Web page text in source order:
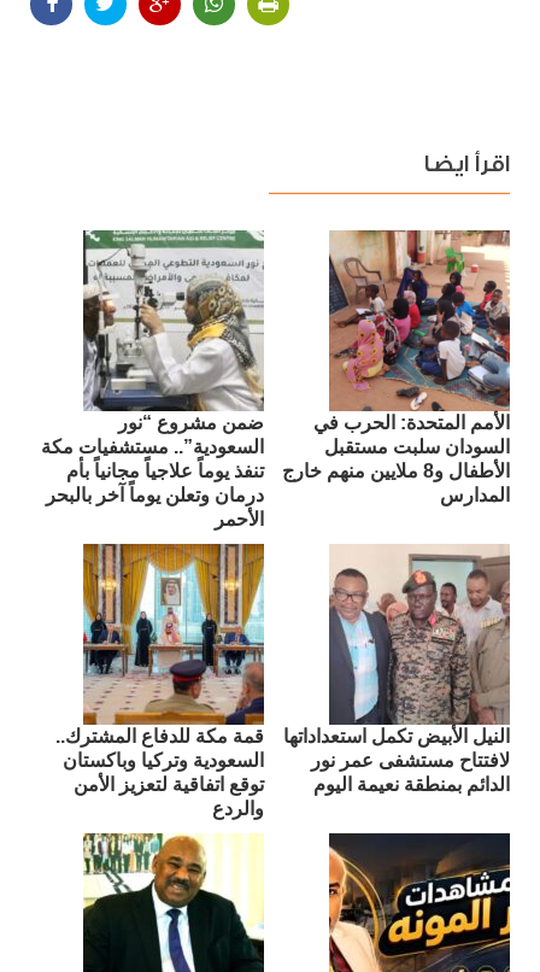
اقرأ ايضا
الأمم المتحدة: الحرب في
السودان سلبت مستقبل
الأطفال و8 ملايين منهم خارج
المدارس
ضمن مشروع “نور
السعودية”.. مستشفيات مكة
تنفذ يوماً علاجياً مجانياً بأم
درمان وتعلن يوماً آخر بالبحر
الأحمر
النيل الأبيض تكمل استعداداتها
لافتتاح مستشفى عمر نور
الدائم بمنطقة نعيمة اليوم
قمة مكة للدفاع المشترك..
السعودية وتركيا وباكستان
توقع اتفاقية لتعزيز الأمن
والردع